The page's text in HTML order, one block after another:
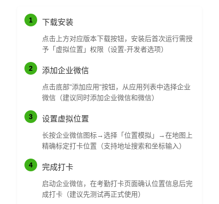
1 下载安装
点击上方对应版本下载按钮，安装后首次运行需授
予「虚拟位置」权限（设置-开发者选项）
2 添加企业微信
点击底部"添加应用"按钮，从应用列表中选择企业
微信（建议同时添加企业微信和微信）
3 设置虚拟位置
长按企业微信图标→选择「位置模拟」→在地图上
精确标定打卡位置（支持地址搜索和坐标输入）
4 完成打卡
启动企业微信，在考勤打卡页面确认位置信息后完
成打卡（建议先测试再正式使用）